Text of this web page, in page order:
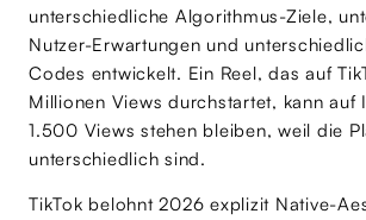
unterschiedliche Algorithmus-Ziele,
Nutzer-Erwartungen und
Codes entwickelt. Ein Reel, das auf
Millionen Views durchstartet, kann auf
1.500 Views stehen bleiben, weil die
unterschiedlich sind.
TikTok belohnt 2026 explizit Native-